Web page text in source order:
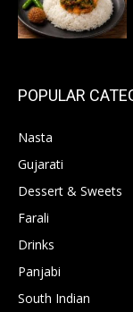
POPULAR
Nasta
Gujarati
Dessert & Sweets
Farali
Drinks
Panjabi
South Indian